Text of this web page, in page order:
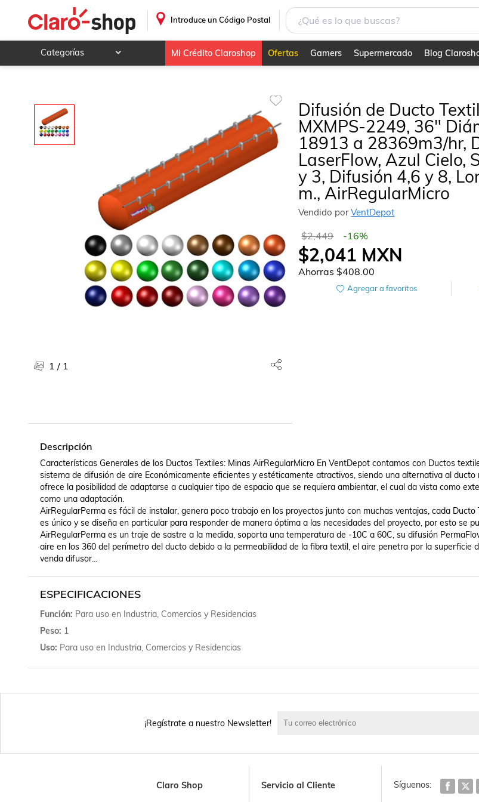
Introduce un Código Postal
Categorías
Videojuegos
Hogar y jardín
Deportes y ocio
Ropa, calzado y accesorios
Salud, belleza y cuidado personal
Joyería y relojes
Juegos y juguetes
Libros, revistas y comics
Películas, series de tv y música
Otras categorías
Mi Crédito Claroshop Ofertas Gamers Supermercado Blog
1 / 1
Difusión de Ducto
MXMPS-2249, 36"
18913 a 28369m3/hr,
LaserFlow, Azul Cielo,
y 3, Difusión 4,6 y 8,
m., AirRegularMicro
Vendido porVentDepot
$2,449 -16%
$2,041 MXN
Ahorras$408.00
Agregar a favoritos
Descripción
Características Generales de los Ductos Textiles: Minas AirRegularMicro En VentDepot contamos con Ductos
sistema de difusión de aire Económicamente eficientes y estéticamente atractivos, siendo una alternativa al ducto
ofrece la posibilidad de adaptarse a cualquier tipo de espacio que se requiera ambientar, el cual da vista como
como una adaptación.
AirRegularPerma es fácil de instalar, genera poco trabajo en los proyectos junto con muchas ventajas, cada Ducto
es único y se diseña en particular para responder de manera óptima a las necesidades del proyecto, por esto se
AirRegularPerma es un traje de sastre a la medida, soporta una temperatura de -10C a 60C, su difusión
aire en los 360 del perímetro del ducto debido a la permeabilidad de la fibra textil, el aire penetra por la superficie
venda difusor...
ESPECIFICACIONES
Función Para uso en Industria, Comercios y Residencias
Peso 1
Uso Para uso en Industria, Comercios y Residencias
¡Regístrate a nuestro Newsletter!
Claro Shop Servicio al Cliente Síguenos: